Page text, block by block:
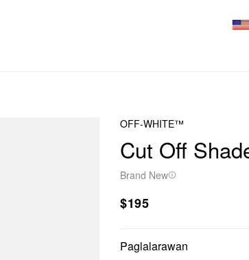
OFF-WHITE™
Cut Off
Brand New
$195
Paglalarawan